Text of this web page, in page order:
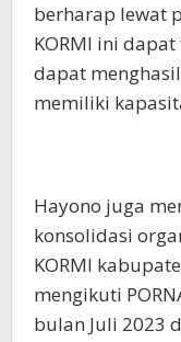
berharap lewat
KORMI ini
dapat
memiliki
Hayono juga
konsolidasi
KORMI
mengikuti
bulan Juli 2023